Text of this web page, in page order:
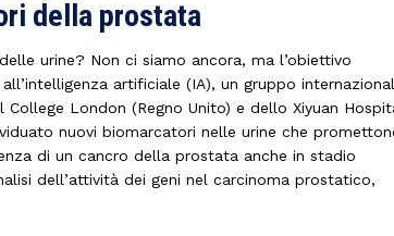
della prostata
urine? Non ci siamo ancora, ma l’obiettivo
artificiale (IA), un gruppo
London (Regno Unito) e dello Xiyuan
nuovi biomarcatori nelle urine che
di un cancro della prostata anche in stadio
dell’attività dei geni nel carcinoma prostatico,